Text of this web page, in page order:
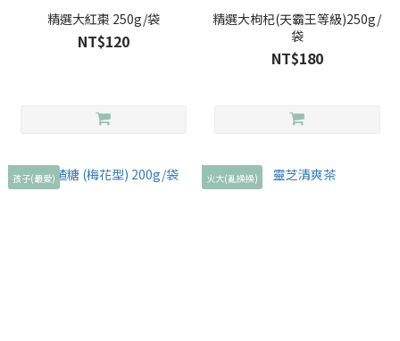
精選大紅棗 250g/袋
NT$120
精選大枸杞(天霸王等級)250g/
袋
NT$180
孩子(最愛) 火大(亂操操)